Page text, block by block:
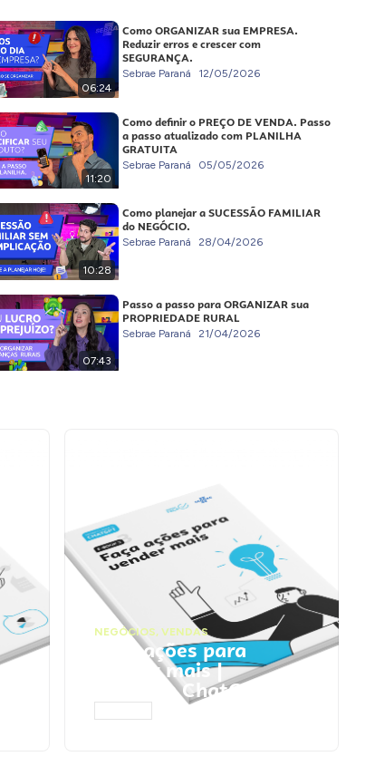
06:24
Como ORGANIZAR sua EMPRESA.
Reduzir erros e crescer com
SEGURANÇA.
Sebrae Paraná 12/05/2026
11:20
Como definir o PREÇO DE VENDA. Passo
a passo atualizado com PLANILHA
GRATUITA
Sebrae Paraná 05/05/2026
10:28
Como planejar a SUCESSÃO FAMILIAR
do NEGÓCIO.
Sebrae Paraná 28/04/2026
07:43
Passo a passo para ORGANIZAR sua
PROPRIEDADE RURAL
Sebrae Paraná 21/04/2026
NEGÓCIOS, VENDAS
Faça ações para
vender mais |
Prompts ChatGPT